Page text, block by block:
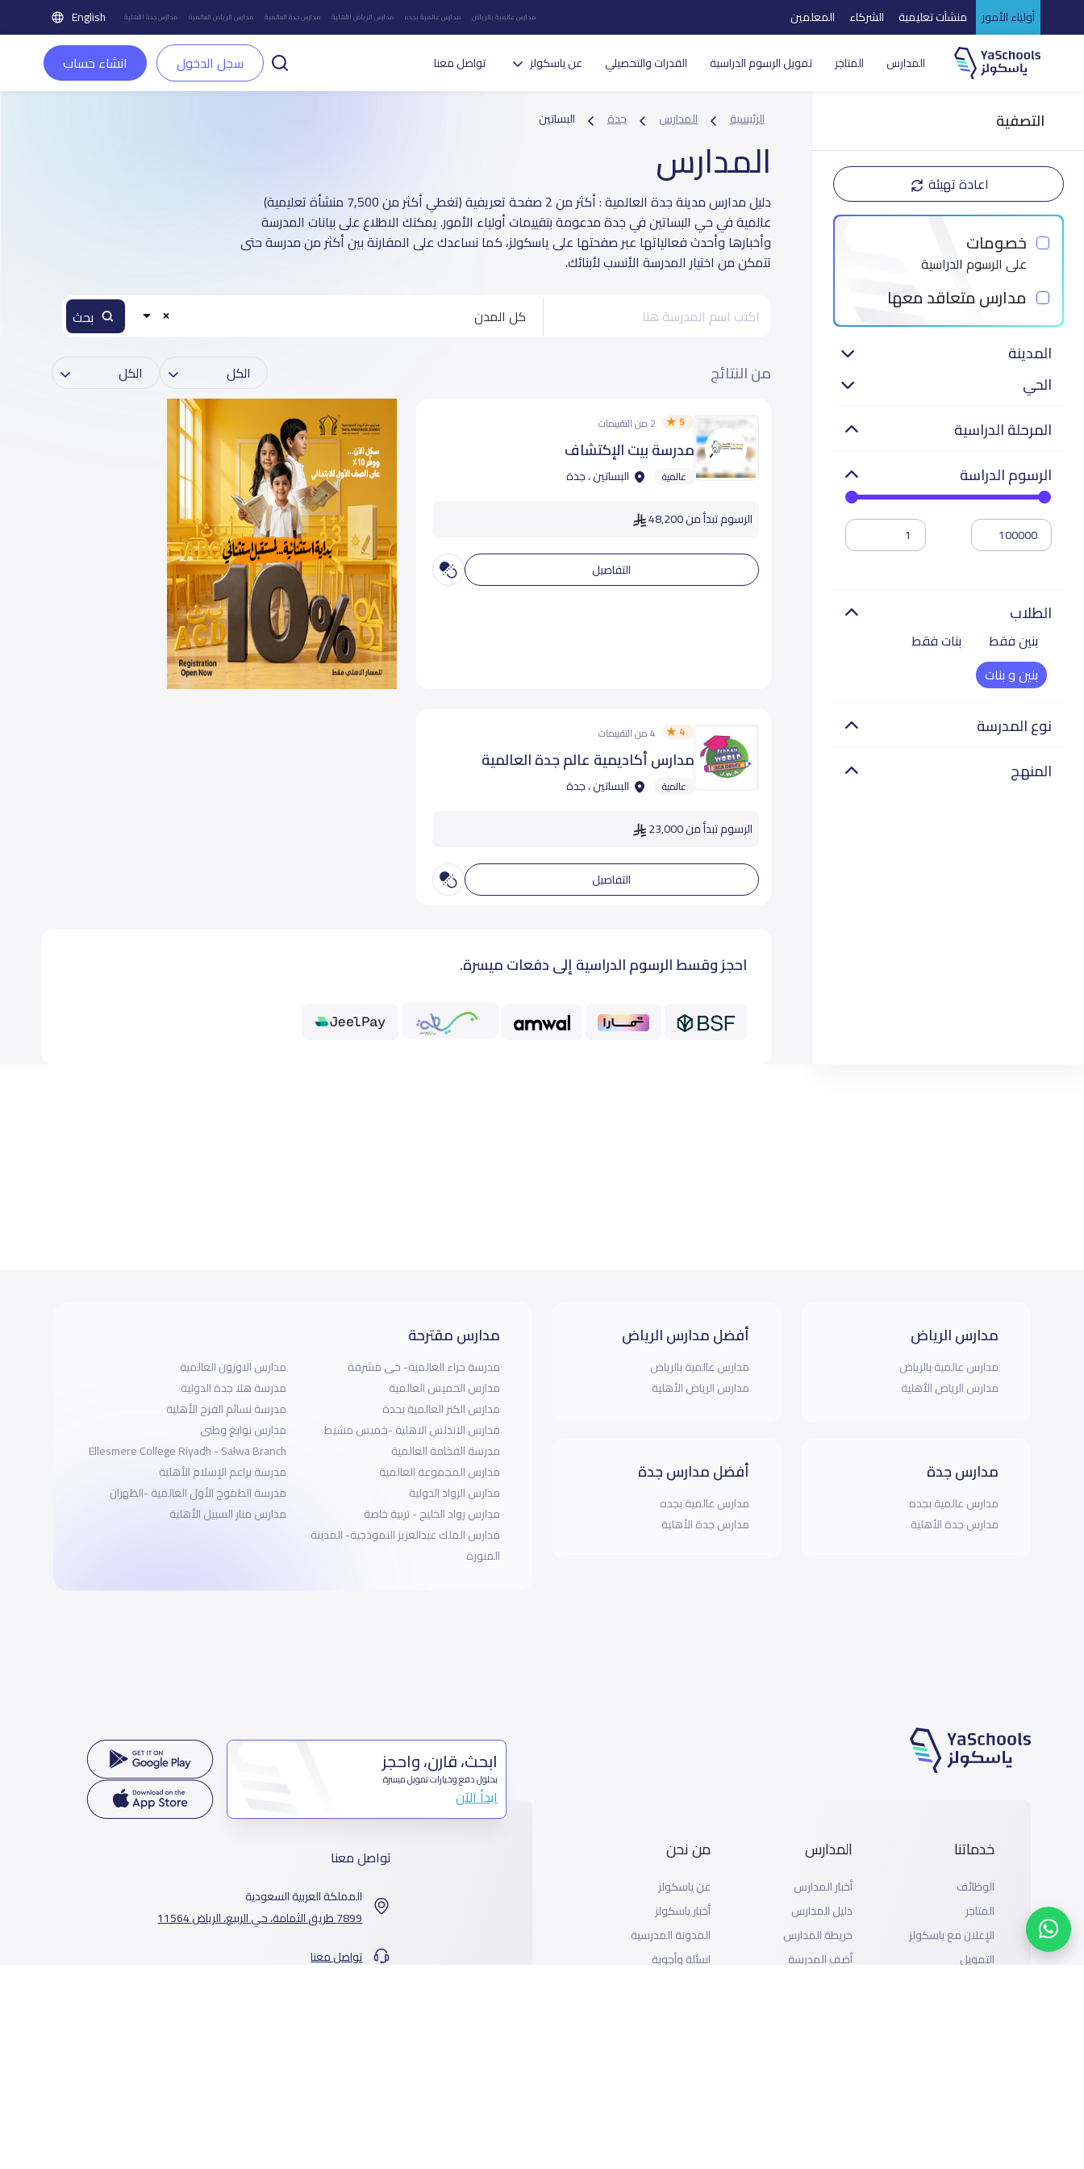
أولياء الأمور منشآت تعليمية الشركاء المعلمين مدارس عالمية بالرياض مدارس عالمية بجده مدارس الرياض الأهلية مدارس جدة العالمية مدارس الرياض العالمية مدارس جدة الأهلية English
المدارس المتاجر تمويل الرسوم الدراسية القدرات والتحصيلي عن ياسكولز تواصل معنا سجل الدخول انشاء حساب
التصفية
اعادة تهيئة
خصومات
على الرسوم الدراسية
مدارس متعاقد معها
المدينة
الحي
المرحلة الدراسية
الرسوم الدراسة
الطلاب
بنين فقط
بنات فقط
بنين و بنات
نوع المدرسة
المنهج
الرئيسية المدارس جدة البساتين
المدارس
دليل مدارس مدينة جدة العالمية : أكثر من 2 صفحة تعريفية (تغطي أكثر من 7,500 منشأة تعليمية)
عالمية في حي البساتين في جدة مدعومة بتقييمات أولياء الأمور. يمكنك الاطلاع على بيانات المدرسة
وأخبارها وأحدث فعالياتها عبر صفحتها على ياسكولز، كما نساعدك على المقارنة بين أكثر من مدرسة حتى
تتمكن من اختيار المدرسة الأنسب لأبنائك.
كل المدن
من النتائج
5 2 من التقييمات
مدرسة بيت الإكتشاف
عالمية البساتين ، جدة
الرسوم تبدأ من 48,200
التفاصيل
4 4 من التقييمات
مدارس أكاديمية عالم جدة العالمية
عالمية البساتين ، جدة
الرسوم تبدأ من 23,000
التفاصيل
احجز وقسط الرسوم الدراسية إلى دفعات ميسرة.
مدارس الرياض
مدارس عالمية بالرياض
مدارس الرياض الأهلية
مدارس جدة
مدارس عالمية بجده
مدارس جدة الأهلية
أفضل مدارس الرياض
مدارس عالمية بالرياض
مدارس الرياض الأهلية
أفضل مدارس جدة
مدارس عالمية بجده
مدارس جدة الأهلية
مدارس مقترحة
مدرسة حراء العالمية- حى مشرفة
مدارس الخميس العالمية
مدارس الكنز العالمية بجدة
مدارس الاندلس الاهلية -خميس مشيط
مدرسة الفخامة العالمية
مدارس المجموعة العالمية
مدارس الرواد الدولية
مدارس رواد الخليج - تربية خاصة
مدارس الملك عبدالعزيز النموذجية- المدينة
المنورة
مدارس الاوزون العالمية
مدرسة هلا جدة الدولية
مدرسة نسائم الفرح الأهلية
مدارس نوابغ وطنى
Ellesmere College Riyadh - Salwa Branch
مدرسة براعم الإسلام الأهلية
مدرسة الطموح الأول العالمية -الظهران
مدارس منار السبيل الأهلية
خدماتنا
الوظائف
المتاجر
الإعلان مع ياسكولز
التمويل
المدارس
أخبار المدارس
دليل المدارس
خريطة المدارس
أضف المدرسة
من نحن
عن ياسكولز
أخبار ياسكولز
المدونة المدرسية
اسئلة وأجوبة
ابحث، قارن، واحجز
بحلول دفع وخيارات تمويل ميسرة
ابدأ الآن
تواصل معنا
المملكة العربية السعودية
7899 طريق الثمامة، حي الربيع، الرياض 11564
تواصل معنا